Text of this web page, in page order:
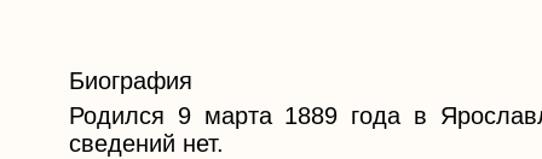
Биография
Родился 9 марта 1889 года в
сведений нет.